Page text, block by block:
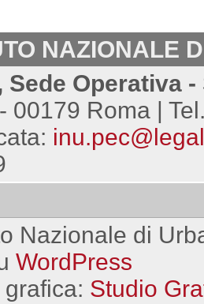
NAZIONALE
Sede Operativa
00179 Roma |
Nazionale di
WordPress
Studio